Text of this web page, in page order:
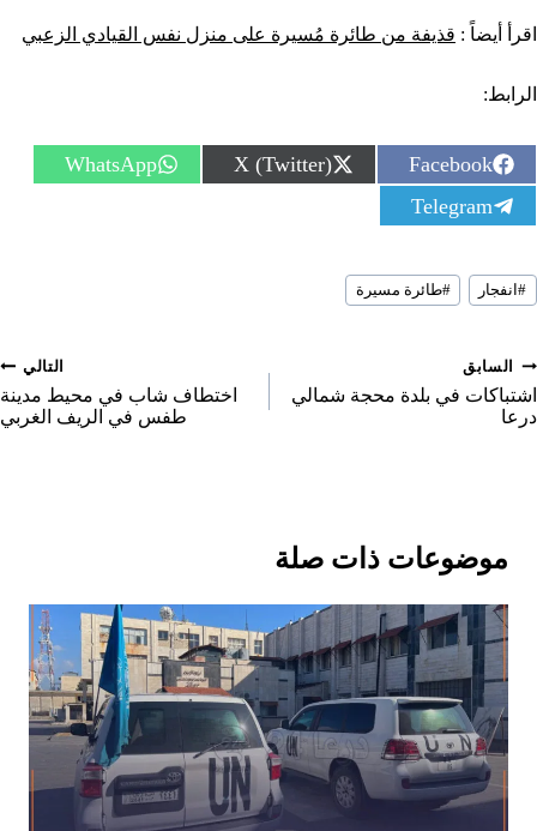
اقرأ أيضاً : قذيفة من طائرة مُسيرة على منزل نفس القيادي الزعبي
الرابط:
S
h
a
r
o
n
Facebook
S
h
X (Twitter)
S
h
WhatsApp
S
h
r
e
o
Telegram
وسوم
المقال:
#انفجار #طائرة مسيرة
تصفّح
المقالات
السابق
اشتباكات في بلدة محجة شمالي
درعا
التالي
اختطاف شاب في محيط مدينة
طفس في الريف الغربي
موضوعات ذات صلة